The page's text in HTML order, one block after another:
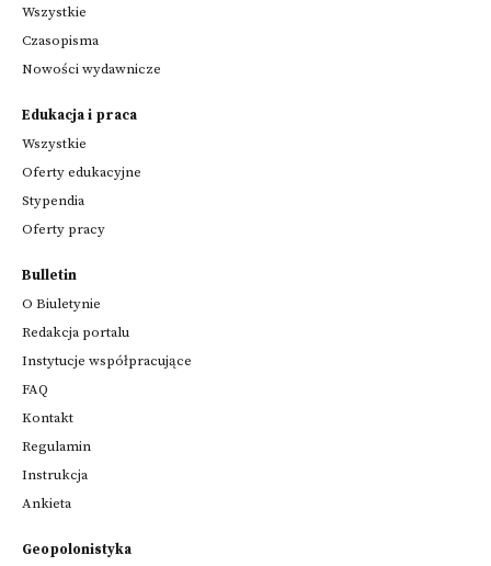
Wszystkie
Czasopisma
Nowości wydawnicze
Edukacja i praca
Wszystkie
Oferty edukacyjne
Stypendia
Oferty pracy
Bulletin
O Biuletynie
Redakcja portalu
Instytucje współpracujące
FAQ
Kontakt
Regulamin
Instrukcja
Ankieta
Geopolonistyka